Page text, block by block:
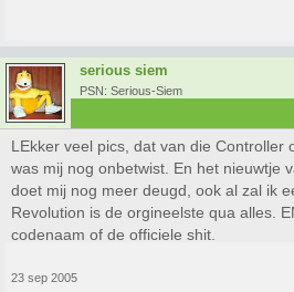
serious siem
PSN: Serious-Siem
LEkker veel pics, dat van die Controller
was mij nog onbetwist. En het nieuwtje
doet mij nog meer deugd, ook al zal ik
Revolution is de orgineelste qua alles.
codenaam of de officiele shit.
23 sep 2005